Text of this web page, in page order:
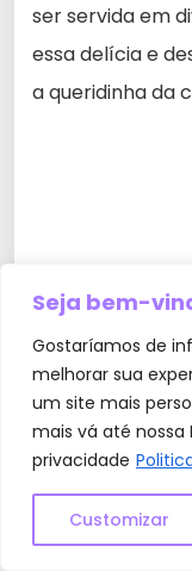
Seja bem-
Gostaríamos de
melhorar sua
um site mais
mais vá até nossa
privacidade
Customizar
ser servida em
essa delícia e
a queridinha da